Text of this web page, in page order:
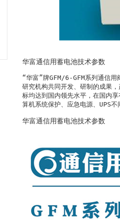
华富通信用蓄电池技术参数
“华富”牌GFM/6-GFM系列通信
研究机构共同开发、研制的成
标均达到国内领先水平，在国内
算机系统保护、应急电源、UPS
华富通信用蓄电池技术参数